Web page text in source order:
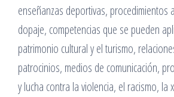
enseñanzas deportivas, procedimientos
dopaje, competencias que se pueden
patrimonio cultural y el turismo,
patrocinios, medios de comunicación,
y lucha contra la violencia, el racismo, la